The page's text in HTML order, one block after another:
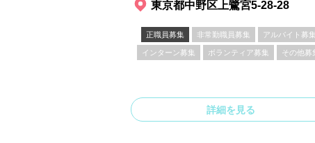
東京都中野区上鷺宮5-28-28
正職員募集 非常勤職員募集 アルバイト募集
インターン募集 ボランティア募集 その他募
詳細を見る